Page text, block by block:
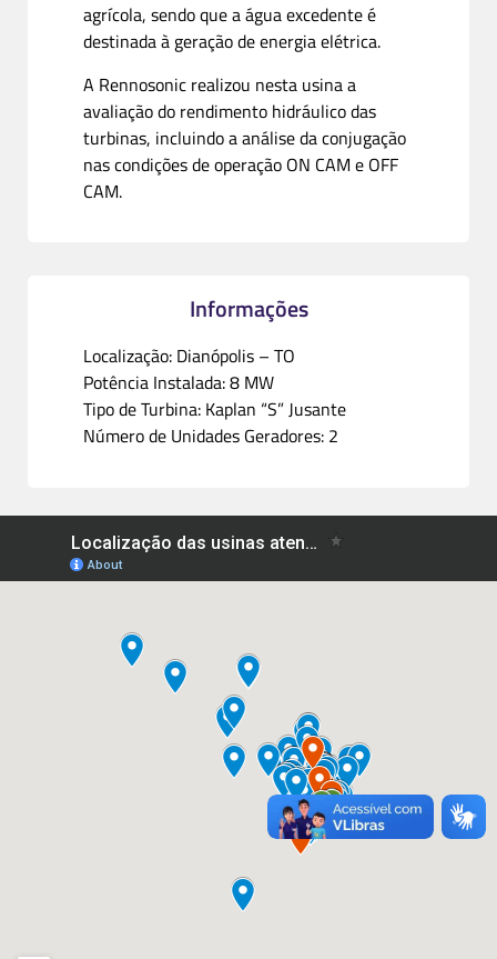
agrícola, sendo que a água excedente é
destinada à geração de energia elétrica.
A Rennosonic realizou nesta usina a
avaliação do rendimento hidráulico das
turbinas, incluindo a análise da conjugação
nas condições de operação ON CAM e OFF
CAM.
Informações
Localização: Dianópolis – TO
Potência Instalada: 8 MW
Tipo de Turbina: Kaplan “S” Jusante
Número de Unidades Geradores: 2